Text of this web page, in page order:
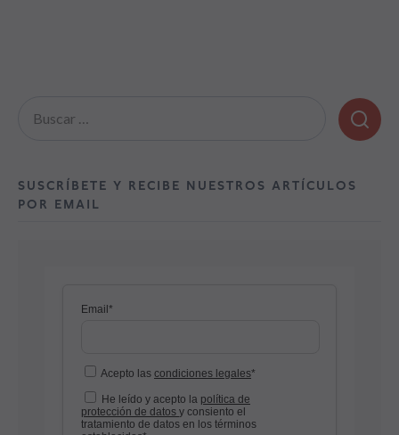
SUSCRÍBETE Y RECIBE NUESTROS ARTÍCULOS
POR EMAIL